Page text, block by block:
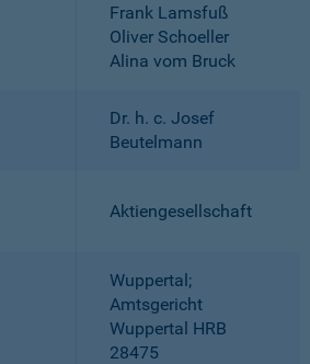
Frank Lamsfuß
Oliver Schoeller
Alina vom Bruck
Dr. h. c. Josef
Beutelmann
Aktiengesellschaft
Wuppertal;
Amtsgericht
Wuppertal HRB
28475